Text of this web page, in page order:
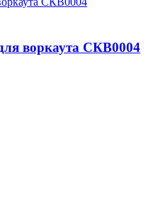
воркаута СКВ0004